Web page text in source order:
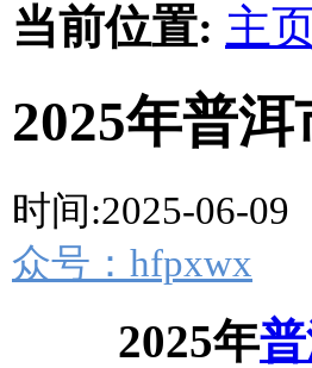
当前位置: 主
2025年普
时间:2025-06-
众号：hfpxwx
2025年